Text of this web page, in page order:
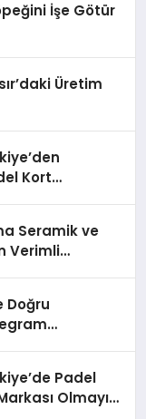
İşe Götür
Üretim
Kort
Seramik ve
Verimli
Doğru
Padel
Olmayı